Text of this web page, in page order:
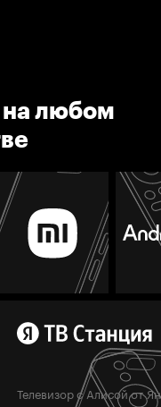
на любом
Телевизор с Алисой от